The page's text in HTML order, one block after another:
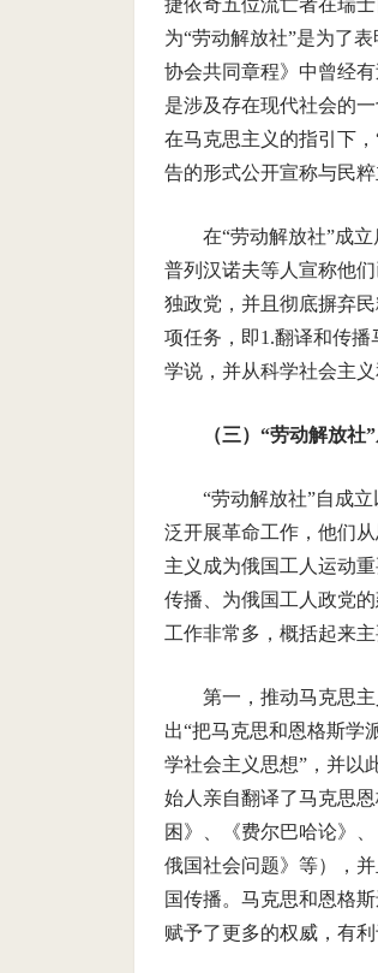
捷依奇五位流亡者在瑞
为“劳动解放社”是为了
协会共同章程》中曾经
是涉及存在现代社会的
在马克思主义的指引下
告的形式公开宣称与民
在“劳动解放社”成
普列汉诺夫等人宣称他
独政党，并且彻底摒弃
项任务，即1.翻译和传
学说，并从科学社会主
（三）“劳动解放社
“劳动解放社”自成
泛开展革命工作，他们
主义成为俄国工人运动
传播、为俄国工人政党
工作非常多，概括起来主
第一，推动马克思
出“把马克思和恩格斯学
学社会主义思想”，并以
始人亲自翻译了马克思
困》、《费尔巴哈论》
俄国社会问题》等），
国传播。马克思和恩格
赋予了更多的权威，有